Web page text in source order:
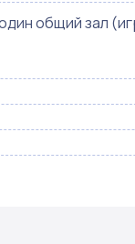
общий зал